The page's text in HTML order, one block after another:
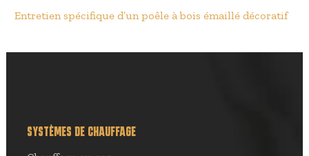
Entretien spécifique d’un poêle à bois émaillé décoratif
SYSTÈMES DE CHAUFFAGE